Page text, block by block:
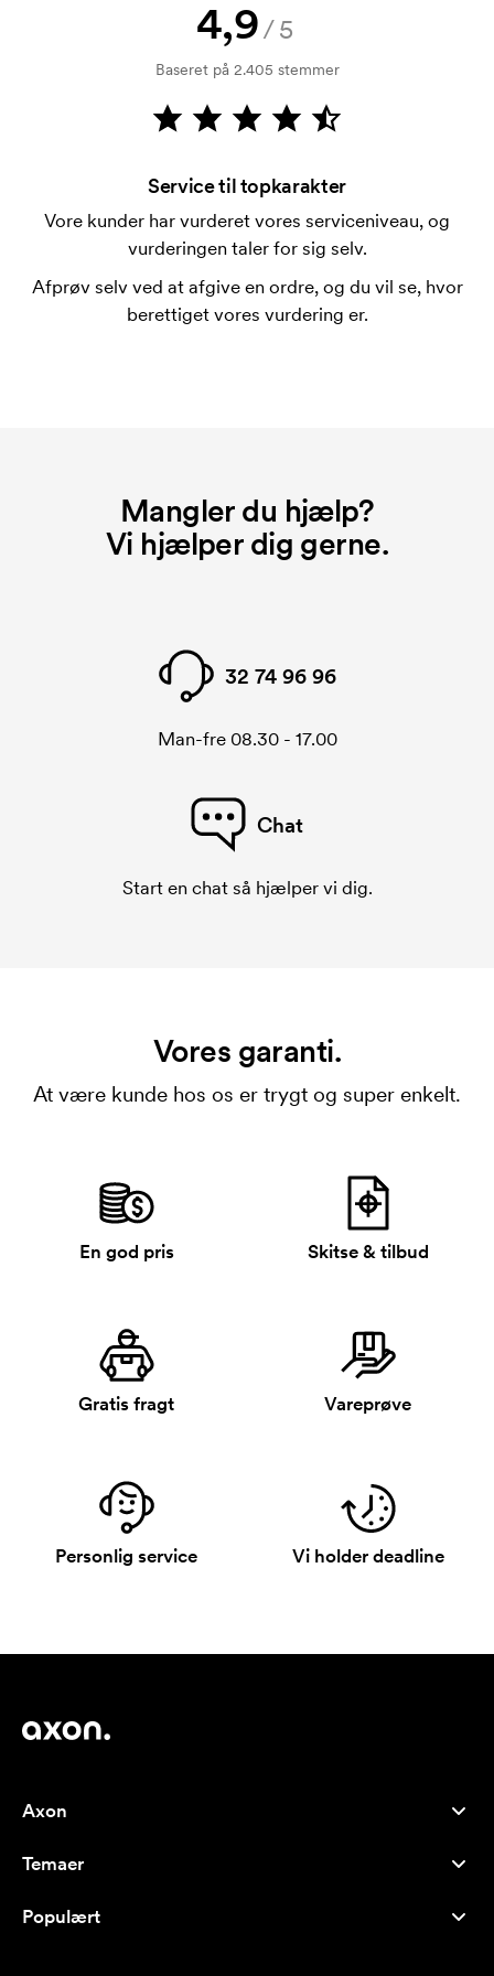
Betaling sker mod faktura 30 dage efter
kreditkontrol. Fakturering sker efter levering.
Kortbetaling er muligt.
4,9/5
Baseret på 2.405 stemmer
Service til topkarakter
Vore kunder har vurderet vores serviceniveau, og
vurderingen taler for sig selv.
Afprøv selv ved at afgive en ordre, og du vil se, hvor
berettiget vores vurdering er.
Mangler du hjælp?
Vi hjælper dig gerne.
32 74 96 96
Man-fre 08.30 - 17.00
Chat
Start en chat så hjælper vi dig.
Vores garanti.
At være kunde hos os er trygt og super enkelt.
En god pris Skitse & tilbud
Gratis fragt Vareprøve
Personlig service Vi holder deadline
Axon
Om os
Careers
Temaer
Populære produkter
Populært